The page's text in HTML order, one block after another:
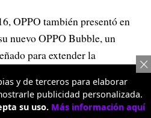
OPPO también presentó en
nuevo OPPO Bubble, un
para extender la
y de terceros para elaborar
publicidad personalizada.
su uso. Más información aquí